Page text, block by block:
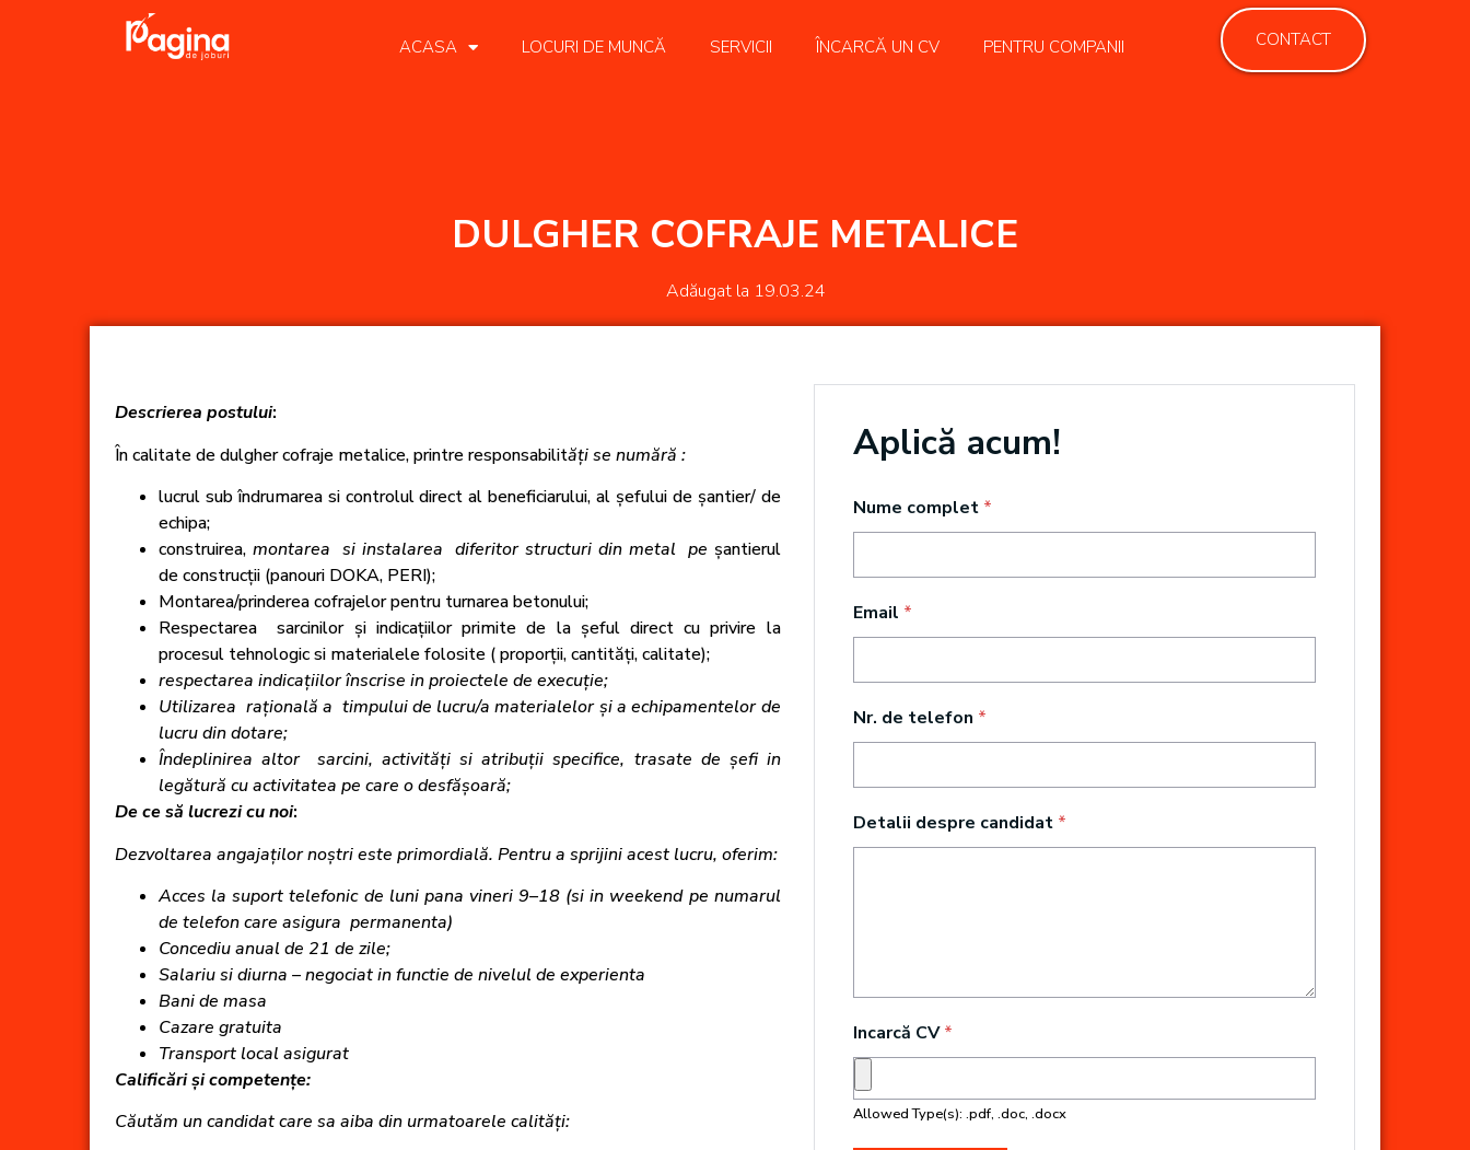
ACASA LOCURI DE MUNCĂ SERVICII ÎNCARCĂ UN CV PENTRU COMPANII CONTACT
DULGHER COFRAJE METALICE
Adăugat la 19.03.24
Descrierea postului:
În calitate de dulgher cofraje metalice, printre responsabilități se numără :
lucrul sub îndrumarea si controlul direct al beneficiarului, al șefului de șantier/ de
echipa;
construirea, montarea si instalarea diferitor structuri din metal pe șantierul
de construcții (panouri DOKA, PERI);
Montarea/prinderea cofrajelor pentru turnarea betonului;
Respectarea sarcinilor și indicațiilor primite de la șeful direct cu privire la
procesul tehnologic si materialele folosite ( proporții, cantități, calitate);
respectarea indicațiilor înscrise in proiectele de execuție;
Utilizarea rațională a timpului de lucru/a materialelor și a echipamentelor de
lucru din dotare;
Îndeplinirea altor sarcini, activități si atribuții specifice, trasate de șefi in
legătură cu activitatea pe care o desfășoară;
De ce să lucrezi cu noi:
Dezvoltarea angajaților noștri este primordială. Pentru a sprijini acest lucru, oferim:
Acces la suport telefonic de luni pana vineri 9–18 (si in weekend pe numarul
de telefon care asigura permanenta)
Concediu anual de 21 de zile;
Salariu si diurna – negociat in functie de nivelul de experienta
Bani de masa
Cazare gratuita
Transport local asigurat
Calificări și competențe:
Căutăm un candidat care sa aiba din urmatoarele calități:
Aplică acum!
Nume complet *
Email *
Nr. de telefon *
Detalii despre candidat *
Incarcă CV*
Allowed Type(s): .pdf, .doc, .docx